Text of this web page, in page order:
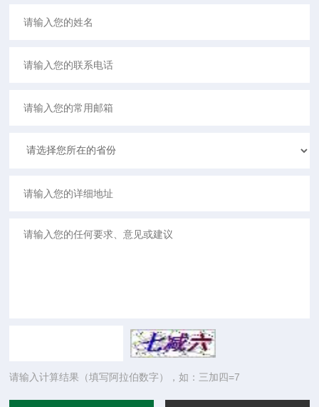
请输入计算结果（填写阿拉伯数字），如：三加四=7